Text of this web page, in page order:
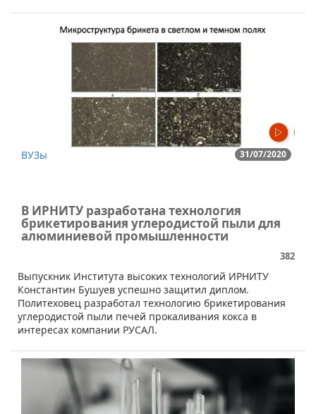
31/07/2020
ВУЗы
В ИРНИТУ разработана технология
брикетирования углеродистой пыли для
алюминиевой промышленности
382
​Выпускник Института высоких технологий ИРНИТУ
Константин Бушуев успешно защитил диплом.
Политеховец разработал технологию брикетирования
углеродистой пыли печей прокаливания кокса в
интересах компании РУСАЛ.